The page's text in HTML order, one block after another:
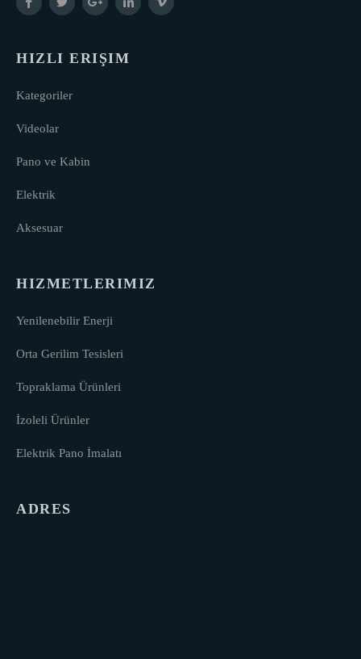
HIZLI ERIŞIM
Kategoriler
Videolar
Pano ve Kabin
Elektrik
Aksesuar
HIZMETLERIMIZ
Yenilenebilir Enerji
Orta Gerilim Tesisleri
Topraklama Ürünleri
İzoleli Ürünler
Elektrik Pano İmalatı
ADRES